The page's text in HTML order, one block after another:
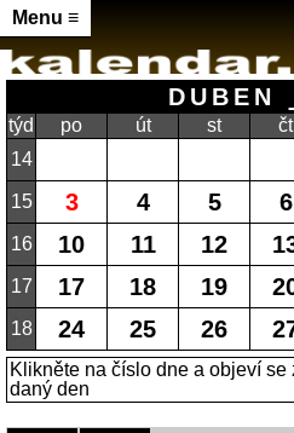
Menu ≡
DUBEN
týd po út st čt
14
15 3 4 5 6
16 10 11 12
17 17 18 19
18 24 25 26
Klikněte na číslo dne a objeví
daný den